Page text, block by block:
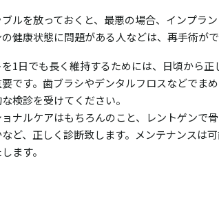
ルを放っておくと、最悪の場合、インプラ
健康状態に問題がある人などは、再手術が
1日でも長く維持するためには、日頃から
です。歯ブラシやデンタルフロスなどでまめ
検診を受けてください。
ナルケアはもちろんのこと、レントゲンで
ど、正しく診断致します。メンテナンスは
ます。